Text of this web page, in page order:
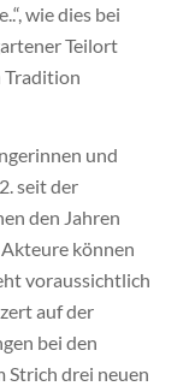
wie dies bei
Teilort
Tradition
und
seit der
den Jahren
können
voraussichtlich
auf der
bei den
Strich drei neuen